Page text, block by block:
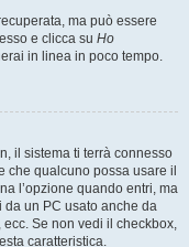
ma può essere
e clicca su Ho
in linea in poco tempo.
il sistema ti terrà connesso
che qualcuno possa usare il
l’opzione quando entri, ma
un PC usato anche da
Se non vedi il checkbox,
caratteristica.